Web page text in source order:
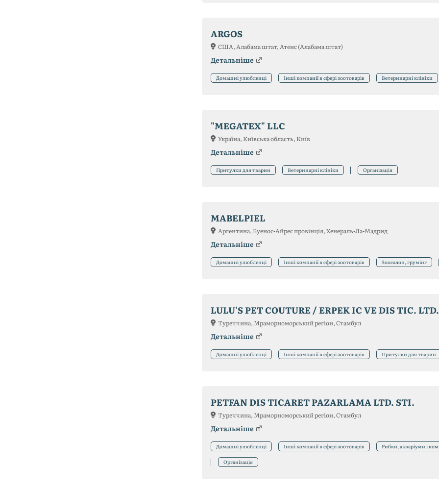
ARGOS
США, Алабама штат, Атенс (Алабама штат)
Детальніше
Домашні улюбленці Інші компанії в сфері зоотоварів Ветеринарні клініки
"MEGATEX" LLC
Україна, Київська область, Київ
Детальніше
Притулки для тварин Ветеринарні клініки Організація
MABELPIEL
Аргентина, Буенос-Айрес провінція, Хенераль-Ла-Мадрид
Детальніше
Домашні улюбленці Інші компанії в сфері зоотоварів Зоосалон, грумінг
LULU'S PET COUTURE / ERPEK IC VE DIS TIC.
Туреччина, Мраморноморський регіон, Стамбул
Детальніше
Домашні улюбленці Інші компанії в сфері зоотоварів Притулки для тварин
PETFAN DIS TICARET PAZARLAMA LTD. STI.
Туреччина, Мраморноморський регіон, Стамбул
Детальніше
Домашні улюбленці Інші компанії в сфері зоотоварів Рибки, акваріуми і
Організація